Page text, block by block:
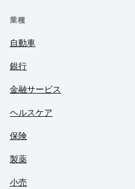
業種
自動車
銀行
金融サービス
ヘルスケア
保険
製薬
小売